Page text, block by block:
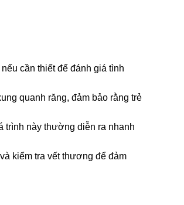
cần thiết để đánh giá tình
quanh răng, đảm bảo rằng trẻ
trình này thường diễn ra nhanh
kiểm tra vết thương để đảm